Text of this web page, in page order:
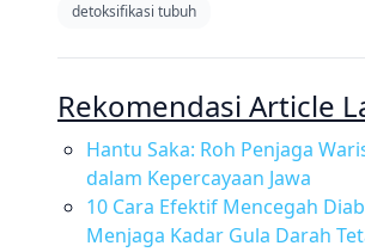
detoksifikasi tubuh
Rekomendasi Article
Hantu Saka: Roh Penjaga
dalam Kepercayaan Jawa
10 Cara Efektif Mencegah
Menjaga Kadar Gula Darah